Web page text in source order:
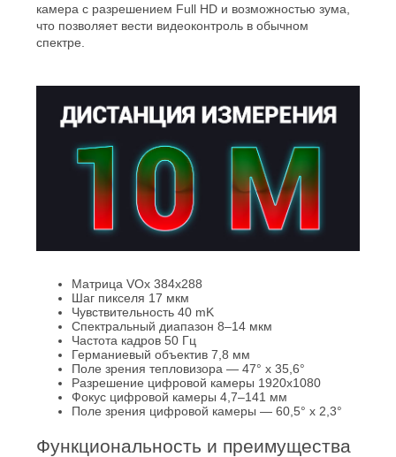
камера с разрешением Full HD и возможностью зума,
что позволяет вести видеоконтроль в обычном
спектре.
Матрица VOx 384x288
Шаг пикселя 17 мкм
Чувствительность 40 mK
Спектральный диапазон 8–14 мкм
Частота кадров 50 Гц
Германиевый объектив 7,8 мм
Поле зрения тепловизора — 47° x 35,6°
Разрешение цифровой камеры 1920x1080
Фокус цифровой камеры 4,7–141 мм
Поле зрения цифровой камеры — 60,5° x 2,3°
Функциональность и преимущества